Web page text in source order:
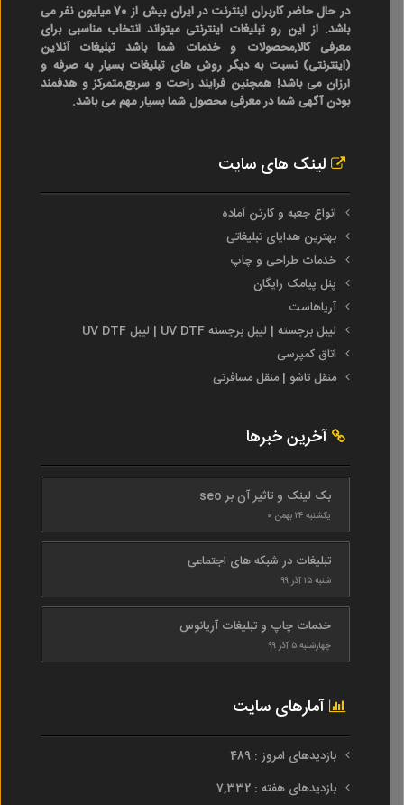
در حال حاضر کاربران اینترنت در ایران بیش از 70 میلیون نفر می
باشد. از این رو تبلیغات اینترنتی میتواند انتخاب مناسبی برای
معرفی کالا,محصولات و خدمات شما باشد تبلیغات آنلاین
(اینترنتی) نسبت به دیگر روش های تبلیغات بسیار به صرفه و
ارزان می باشد! همچنین فرایند راحت و سریع,متمرکز و هدفمند
بودن آگهی شما در معرفی محصول شما بسیار مهم می باشد.
لینک های سایت
انواع جعبه و کارتن آماده
بهترین هدایای تبلیغاتی
خدمات طراحی و چاپ
پنل پیامک رایگان
آریاهاست
لیبل برجسته | لیبل برجسته UV DTF | لیبل UV DTF
اتاق کمپرسی
منقل تاشو | منقل مسافرتی
آخرین خبرها
بک لینک و تاثیر آن بر seo
یکشنبه ۲۴ بهمن ۰
تبلیغات در شبکه های اجتماعی
شنبه ۱۵ آذر ۹۹
خدمات چاپ و تبلیغات آریانوس
چهارشنبه ۵ آذر ۹۹
آمارهای سایت
بازدیدهای امروز : 489
بازدیدهای هفته : 7,332